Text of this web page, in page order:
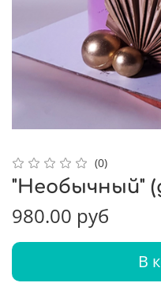
(0)
"Необычный"
980.00 руб
В